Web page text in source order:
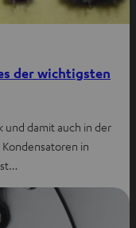
der wichtigsten
und damit auch in der
in